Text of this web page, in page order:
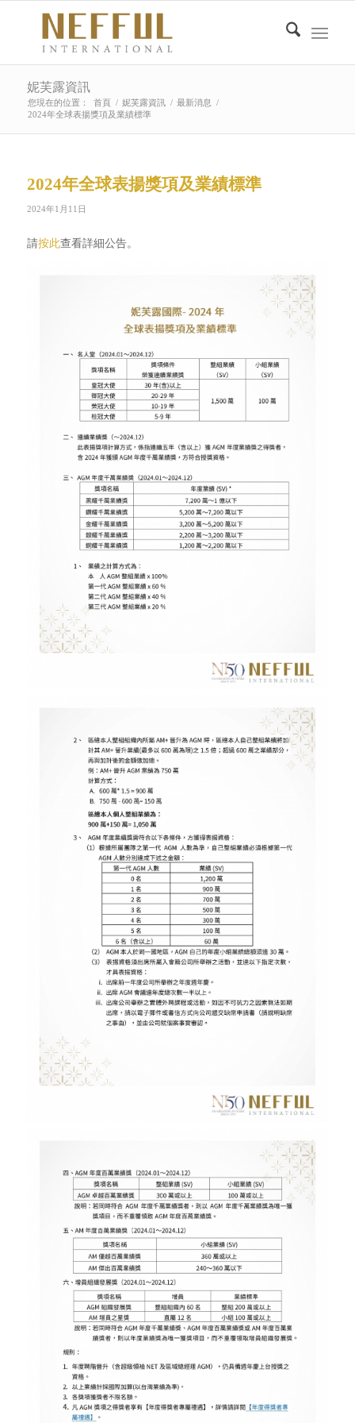
妮芙露資訊
您現在的位置： 首頁 / 妮芙露資訊 / 最新消息
/
2024年全球表揚獎項及業績標準
2024年全球表揚獎項及業績標準
2024年1月11日
請按此查看詳細公告。